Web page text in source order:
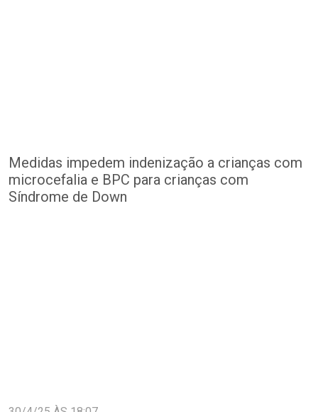
Medidas impedem indenização a crianças com
microcefalia e BPC para crianças com
Síndrome de Down